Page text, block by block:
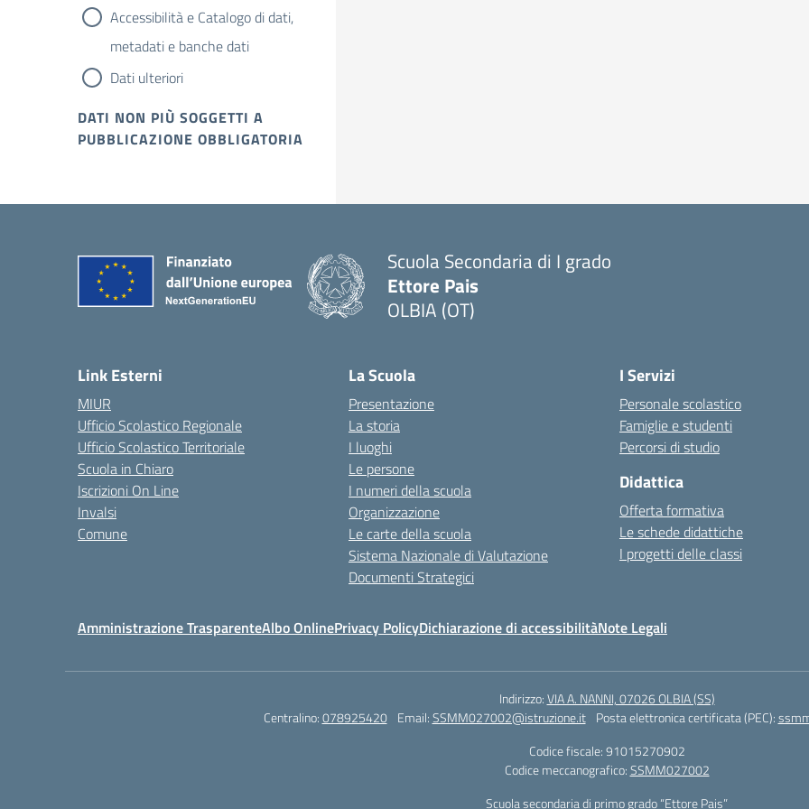
Accessibilità e Catalogo di dati,
metadati e banche dati
Dati ulteriori
DATI NON PIÙ SOGGETTI A
PUBBLICAZIONE OBBLIGATORIA
Scuola Secondaria di I grado
Ettore Pais
OLBIA (OT)
Link Esterni
MIUR
Ufficio Scolastico Regionale
Ufficio Scolastico Territoriale
Scuola in Chiaro
Iscrizioni On Line
Invalsi
Comune
La Scuola
Presentazione
La storia
I luoghi
Le persone
I numeri della scuola
Organizzazione
Le carte della scuola
Sistema Nazionale di Valutazione
Documenti Strategici
I Servizi
Personale scolastico
Famiglie e studenti
Percorsi di studio
Didattica
Offerta formativa
Le schede didattiche
I progetti delle classi
Amministrazione TrasparenteAlbo OnlinePrivacy PolicyDichiarazione di accessibilitàNote Legali
Indirizzo:VIA A. NANNI, 07026 OLBIA (SS)
Centralino:078925420 Email:SSMM027002@istruzione.it Posta elettronica certificata (PEC):
Codice fiscale: 91015270902
Codice meccanografico:SSMM027002
Scuola secondaria di primo grado “Ettore Pais”